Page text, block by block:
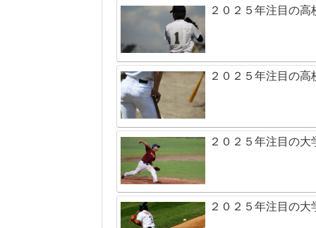
２０２５年注目の
２０２５年注目の
２０２５年注目の
２０２５年注目の